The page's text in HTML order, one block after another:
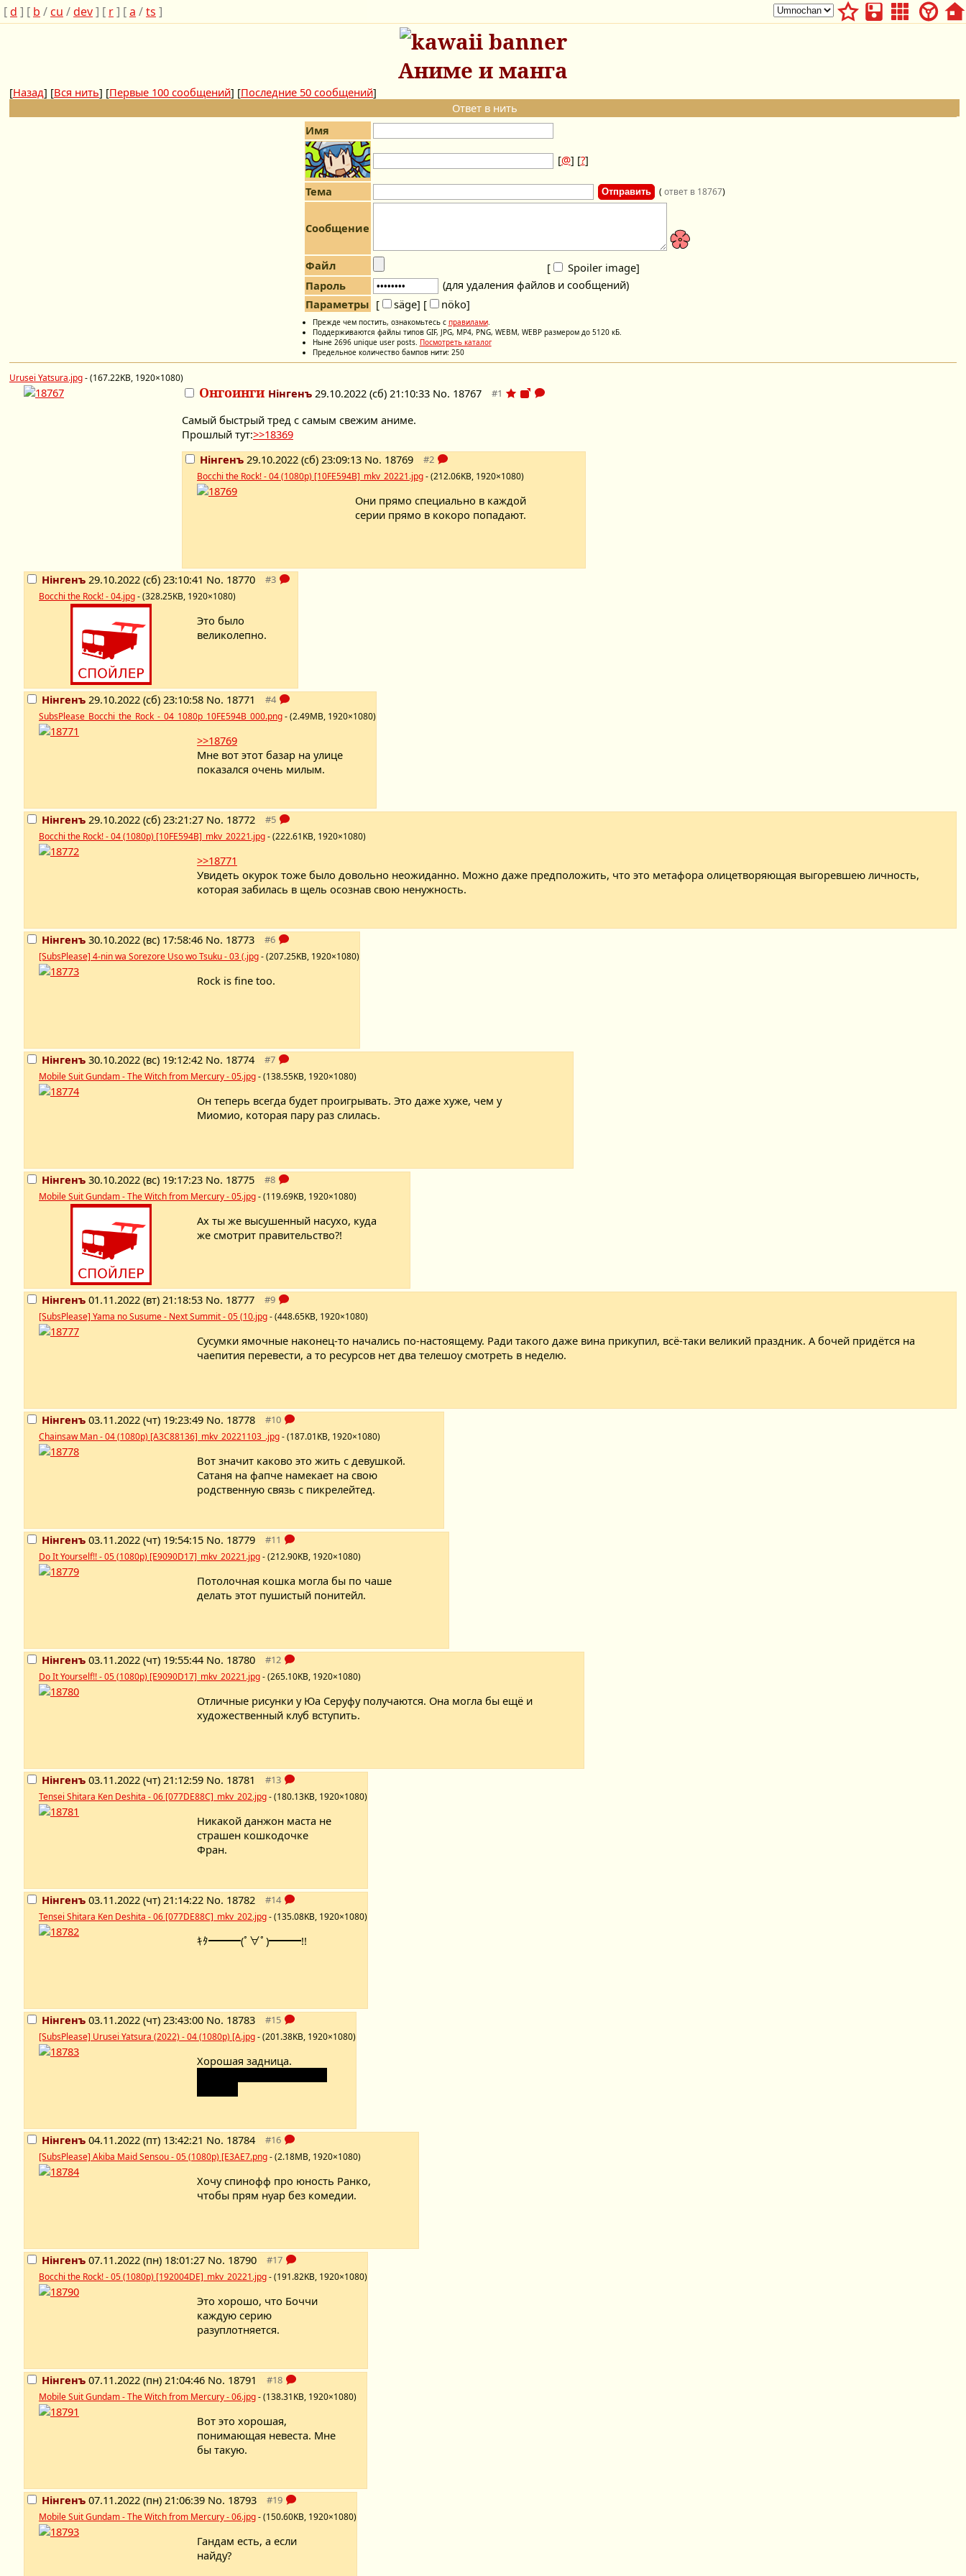
[d ] [ b /cu /dev] [ r] [a /ts ]
Аниме и манга
[Назад] [Вся нить] [Первые 100 сообщений] [Последние 50 сообщений]
Ответ в нить
Имя
[@] [?]
Тема ( ответ в 18767)
Сообщение
Файл [ Spoiler image]
Пароль
(для удаления файлов и сообщений)
Параметры [ säge] [ nöko]
Прежде чем постить, ознакомьтесь с правилами.
Поддерживаются файлы типов GIF, JPG, MP4, PNG, WEBM, WEBP размером до 5120 кБ.
Ныне 2696 unique user posts. Посмотреть каталог
Предельное количество бампов нити: 250
Urusei Yatsura.jpg- (167.22KB, 1920×1080)
Онгоинги Нінгенъ 29.10.2022 (сб) 21:10:33 No. 18767
Самый быстрый тред с самым свежим аниме.
Прошлый тут:>>18369
Нінгенъ 29.10.2022 (сб) 23:09:13 No. 18769
Bocchi the Rock! - 04 (1080p) [10FE594B]_mkv_20221.jpg- (212.06KB, 1920×1080)
Они прямо специально в каждой
серии прямо в кокоро попадают.
Нінгенъ 29.10.2022 (сб) 23:10:41 No. 18770
Bocchi the Rock! - 04.jpg- (328.25KB, 1920×1080)
Это было
великолепно.
Нінгенъ 29.10.2022 (сб) 23:10:58 No. 18771
SubsPlease_Bocchi_the_Rock_-_04_1080p_10FE594B_000.png- (2.49MB, 1920×1080)
>>18769
Мне вот этот базар на улице
показался очень милым.
Нінгенъ 29.10.2022 (сб) 23:21:27 No. 18772
Bocchi the Rock! - 04 (1080p) [10FE594B]_mkv_20221.jpg- (222.61KB, 1920×1080)
>>18771
Увидеть окурок тоже было довольно неожиданно. Можно даже предположить, что это метафора олицетворяющая выгоревшею личность,
которая забилась в щель осознав свою ненужность.
Нінгенъ 30.10.2022 (вс) 17:58:46 No. 18773
[SubsPlease] 4-nin wa Sorezore Uso wo Tsuku - 03 (.jpg- (207.25KB, 1920×1080)
Rock is fine too.
Нінгенъ 30.10.2022 (вс) 19:12:42 No. 18774
Mobile Suit Gundam - The Witch from Mercury - 05.jpg- (138.55KB, 1920×1080)
Он теперь всегда будет проигрывать. Это даже хуже, чем у
Миомио, которая пару раз слилась.
Нінгенъ 30.10.2022 (вс) 19:17:23 No. 18775
Mobile Suit Gundam - The Witch from Mercury - 05.jpg- (119.69KB, 1920×1080)
Ах ты же высушенный насухо, куда
же смотрит правительство?!
Нінгенъ 01.11.2022 (вт) 21:18:53 No. 18777
[SubsPlease] Yama no Susume - Next Summit - 05 (10.jpg- (448.65KB, 1920×1080)
Сусумки ямочные наконец-то начались по-настоящему. Ради такого даже вина прикупил, всё-таки великий праздник. А бочей придётся на
чаепития перевести, а то ресурсов нет два телешоу смотреть в неделю.
Нінгенъ 03.11.2022 (чт) 19:23:49 No. 18778
Chainsaw Man - 04 (1080p) [A3C88136]_mkv_20221103_.jpg- (187.01KB, 1920×1080)
Вот значит каково это жить с девушкой.
Сатаня на фапче намекает на свою
родственную связь с пикрелейтед.
Нінгенъ 03.11.2022 (чт) 19:54:15 No. 18779
Do It Yourself!! - 05 (1080p) [E9090D17]_mkv_20221.jpg- (212.90KB, 1920×1080)
Потолочная кошка могла бы по чаше
делать этот пушистый понитейл.
Нінгенъ 03.11.2022 (чт) 19:55:44 No. 18780
Do It Yourself!! - 05 (1080p) [E9090D17]_mkv_20221.jpg- (265.10KB, 1920×1080)
Отличные рисунки у Юа Серуфу получаются. Она могла бы ещё и
художественный клуб вступить.
Нінгенъ 03.11.2022 (чт) 21:12:59 No. 18781
Tensei Shitara Ken Deshita - 06 [077DE88C]_mkv_202.jpg- (180.13KB, 1920×1080)
Никакой данжон маста не
страшен кошкодочке
Фран.
Нінгенъ 03.11.2022 (чт) 21:14:22 No. 18782
Tensei Shitara Ken Deshita - 06 [077DE88C]_mkv_202.jpg- (135.08KB, 1920×1080)
ｷﾀ━━━(ﾟ∀ﾟ)━━━!!
Нінгенъ 03.11.2022 (чт) 23:43:00 No. 18783
[SubsPlease] Urusei Yatsura (2022) - 04 (1080p) [A.jpg- (201.38KB, 1920×1080)
Хорошая задница.
Нінгенъ 04.11.2022 (пт) 13:42:21 No. 18784
[SubsPlease] Akiba Maid Sensou - 05 (1080p) [E3AE7.png- (2.18MB, 1920×1080)
Хочу спинофф про юность Ранко,
чтобы прям нуар без комедии.
Нінгенъ 07.11.2022 (пн) 18:01:27 No. 18790
Bocchi the Rock! - 05 (1080p) [192004DE]_mkv_20221.jpg- (191.82KB, 1920×1080)
Это хорошо, что Боччи
каждую серию
разуплотняется.
Нінгенъ 07.11.2022 (пн) 21:04:46 No. 18791
Mobile Suit Gundam - The Witch from Mercury - 06.jpg- (138.31KB, 1920×1080)
Вот это хорошая,
понимающая невеста. Мне
бы такую.
Нінгенъ 07.11.2022 (пн) 21:06:39 No. 18793
Mobile Suit Gundam - The Witch from Mercury - 06.jpg- (150.60KB, 1920×1080)
Гандам есть, а если
найду?